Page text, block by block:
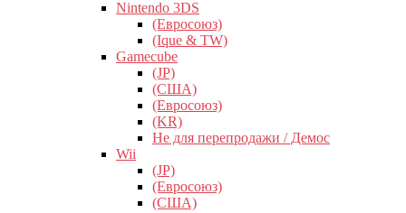
Nintendo 3DS
(Евросоюз)
(Ique & TW)
Gamecube
(JP)
(США)
(Евросоюз)
(KR)
Не для перепродажи / Демос
Wii
(JP)
(Евросоюз)
(США)